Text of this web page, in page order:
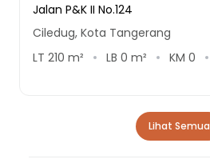
Jalan P&K II No.124
Ciledug, Kota Tangerang
LT 210 m² LB 0 m² KM 0
Lihat Semua